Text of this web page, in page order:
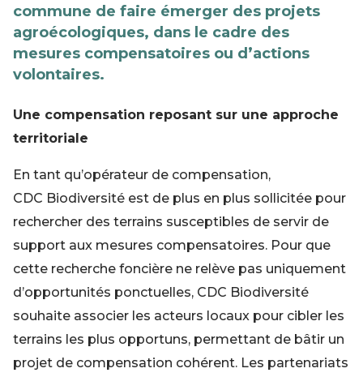
commune de faire émerger des projets
agroécologiques, dans le cadre des
mesures compensatoires ou d’actions
volontaires.
Une compensation reposant sur une approche
territoriale
En tant qu’opérateur de compensation,
CDC Biodiversité est de plus en plus sollicitée pour
rechercher des terrains susceptibles de servir de
support aux mesures compensatoires. Pour que
cette recherche foncière ne relève pas uniquement
d’opportunités ponctuelles, CDC Biodiversité
souhaite associer les acteurs locaux pour cibler les
terrains les plus opportuns, permettant de bâtir un
projet de compensation cohérent. Les partenariats